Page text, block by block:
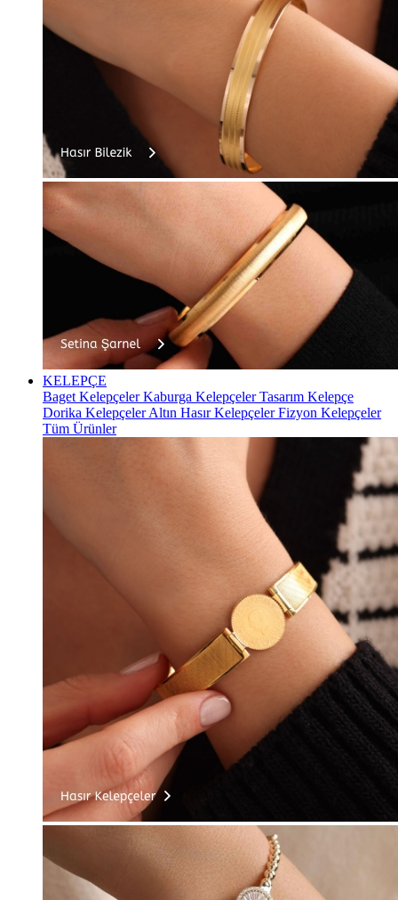
KELEPÇE
Baget KelepçelerKaburga KelepçelerTasarım Kelepçe
Dorika KelepçelerAltın Hasır KelepçelerFizyon Kelepçeler
Tüm Ürünler